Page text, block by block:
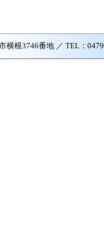
根3746番地 ／ TEL：